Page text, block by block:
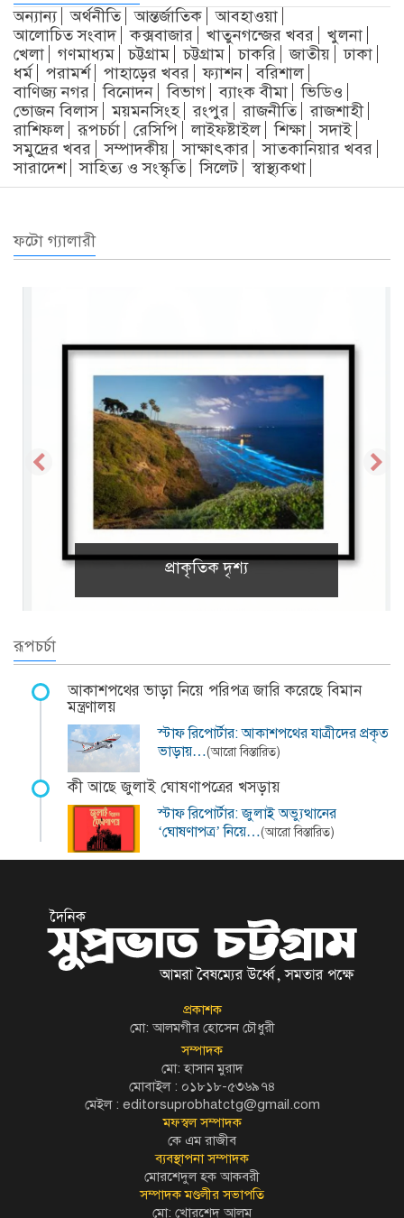
অন্যান্য অর্থনীতি আন্তর্জাতিক
আবহাওয়া
আলোচিত সংবাদ
কক্সবাজার খাতুনগন্জের খবর
খুলনা
খেলা
গণমাধ্যম চট্টগ্রাম চট্টগ্রাম চাকরি জাতীয়
ঢাকা
ধর্ম
পরামর্শ পাহাড়ের খবর ফ্যাশন
বরিশাল
বাণিজ্য নগর
বিনোদন বিভাগ ব্যাংক বীমা
ভিডিও
ভোজন বিলাস
ময়মনসিংহ রংপুর রাজনীতি
রাজশাহী
রাশিফল
রূপচর্চা রেসিপি লাইফষ্টাইল শিক্ষা
সদাই
সমুদ্রের খবর
সম্পাদকীয় সাক্ষাৎকার
সাতকানিয়ার খবর
সারাদেশ
সাহিত্য ও সংস্কৃতি সিলেট স্বাস্থ্যকথা
ফটো গ্যালারী
প্রাকৃতিক দৃশ্য
রূপচর্চা
আকাশপথের ভাড়া নিয়ে পরিপত্র জারি করেছে বিমান
মন্ত্রণালয়
স্টাফ রিপোর্টার: আকাশপথের যাত্রীদের প্রকৃত
ভাড়ায়…(আরো বিস্তারিত)
কী আছে জুলাই ঘোষণাপত্রের খসড়ায়
স্টাফ রিপোর্টার: জুলাই অভ্যুত্থানের
‘ঘোষণাপত্র’ নিয়ে…(আরো বিস্তারিত)
প্রকাশক
মো: আলমগীর হোসেন চৌধুরী
সম্পাদক
মো: হাসান মুরাদ
মোবাইল : ০১৮১৮-৫৩৬৯৭৪
মেইল : editorsuprobhatctg@gmail.com
মফস্বল সম্পাদক
কে এম রাজীব
ব্যবস্থাপনা সম্পাদক
মোরশেদুল হক আকবরী
সম্পাদক মণ্ডলীর সভাপতি
মো: খোরশেদ আলম